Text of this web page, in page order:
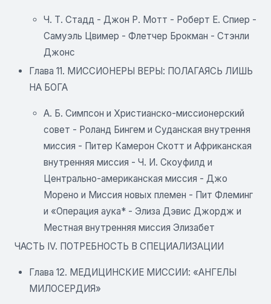
Ч. Т. Стадд - Джон Р. Мотт - Роберт Е. Спиер -
Самуэль Цвимер - Флетчер Брокман - Стэнли
Джонс
Глава 11. МИССИОНЕРЫ ВЕРЫ: ПОЛАГАЯСЬ ЛИШЬ
НА БОГА
А. Б. Симпсон и Христианско-миссионерский
совет - Роланд Бингем и Суданская внутрення
миссия - Питер Камерон Скотт и Африканская
внутренняя миссия - Ч. И. Скоуфилд и
Центрально-американская миссия - Джо
Морено и Миссия новых племен - Пит Флеминг
и «Операция аука* - Элиза Дэвис Джордж и
Местная внутренняя миссия Элизабет
ЧАСТЬ IV. ПОТРЕБНОСТЬ В СПЕЦИАЛИЗАЦИИ
Глава 12. МЕДИЦИНСКИЕ МИССИИ: «АНГЕЛЫ
МИЛОСЕРДИЯ»